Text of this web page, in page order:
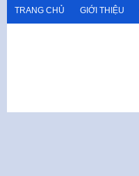
TRANG CHỦ GIỚI THIỆU